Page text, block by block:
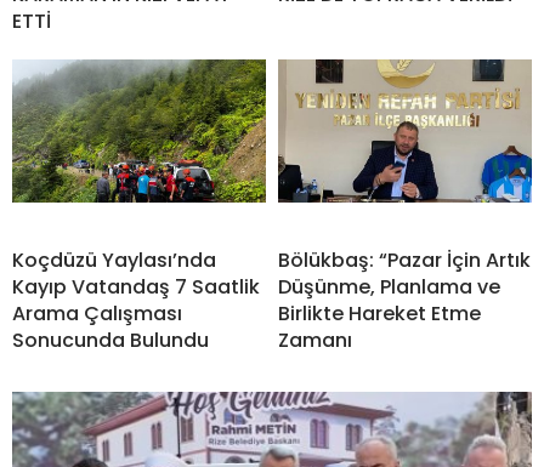
ETTİ
Koçdüzü Yaylası’nda
Kayıp Vatandaş 7 Saatlik
Arama Çalışması
Sonucunda Bulundu
Bölükbaş: “Pazar İçin Artık
Düşünme, Planlama ve
Birlikte Hareket Etme
Zamanı